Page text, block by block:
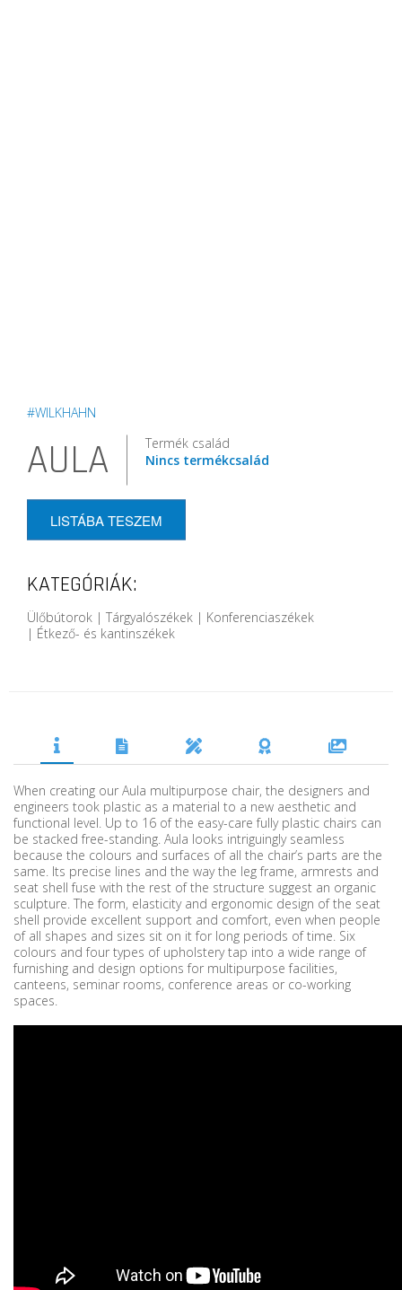
#WILKHAHN
AULA
Termék család
Nincs termékcsalád
LISTÁBA TESZEM
KATEGÓRIÁK:
Ülőbútorok | Tárgyalószékek | Konferenciaszékek
| Étkező- és kantinszékek
When creating our Aula multipurpose chair, the designers and
engineers took plastic as a material to a new aesthetic and
functional level. Up to 16 of the easy-care fully plastic chairs can
be stacked free-standing. Aula looks intriguingly seamless
because the colours and surfaces of all the chair’s parts are the
same. Its precise lines and the way the leg frame, armrests and
seat shell fuse with the rest of the structure suggest an organic
sculpture. The form, elasticity and ergonomic design of the seat
shell provide excellent support and comfort, even when people
of all shapes and sizes sit on it for long periods of time. Six
colours and four types of upholstery tap into a wide range of
furnishing and design options for multipurpose facilities,
canteens, seminar rooms, conference areas or co-working
spaces.